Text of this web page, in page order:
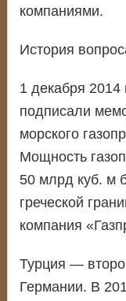
компаниями.
История
1 декабря
подписали
морского
Мощность
50 млрд куб. м
греческой
компания
Турция —
Германии. В